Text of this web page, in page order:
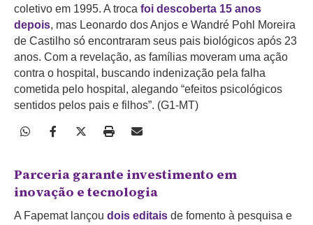
coletivo em 1995. A troca foi descoberta 15 anos
depois, mas Leonardo dos Anjos e Wandré Pohl Moreira
de Castilho só encontraram seus pais biológicos após 23
anos. Com a revelação, as famílias moveram uma ação
contra o hospital, buscando indenização pela falha
cometida pelo hospital, alegando “efeitos psicológicos
sentidos pelos pais e filhos”. (G1-MT)
Parceria garante investimento em
inovação e tecnologia
A Fapemat lançou dois editais de fomento à pesquisa e